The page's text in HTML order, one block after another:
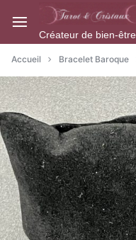
à/au
contenu
Créateur de bien-être
Accueil Bracelet Baroque